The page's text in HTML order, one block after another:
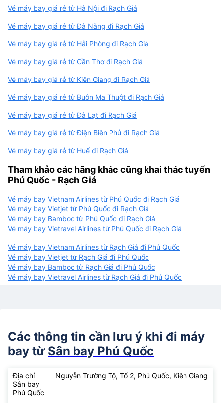
Vé máy bay giá rẻ từ Hà Nội đi Rạch Giá
Vé máy bay giá rẻ từ Đà Nẵng đi Rạch Giá
Vé máy bay giá rẻ từ Hải Phòng đi Rạch Giá
Vé máy bay giá rẻ từ Cần Thơ đi Rạch Giá
Vé máy bay giá rẻ từ Kiên Giang đi Rạch Giá
Vé máy bay giá rẻ từ Buôn Ma Thuột đi Rạch Giá
Vé máy bay giá rẻ từ Đà Lạt đi Rạch Giá
Vé máy bay giá rẻ từ Điện Biên Phủ đi Rạch Giá
Vé máy bay giá rẻ từ Huế đi Rạch Giá
Tham khảo các hãng khác cũng khai thác tuyến
Phú Quốc - Rạch Giá
Vé máy bay Vietnam Airlines từ Phú Quốc đi Rạch Giá
Vé máy bay Vietjet từ Phú Quốc đi Rạch Giá
Vé máy bay Bamboo từ Phú Quốc đi Rạch Giá
Vé máy bay Vietravel Airlines từ Phú Quốc đi Rạch Giá
Vé máy bay Vietnam Airlines từ Rạch Giá đi Phú Quốc
Vé máy bay Vietjet từ Rạch Giá đi Phú Quốc
Vé máy bay Bamboo từ Rạch Giá đi Phú Quốc
Vé máy bay Vietravel Airlines từ Rạch Giá đi Phú Quốc
Các thông tin cần lưu ý khi đi máy
bay từ Sân bay Phú Quốc
Địa chỉ
Sân bay
Phú Quốc
Nguyễn Trường Tộ, Tổ 2, Phú Quốc, Kiên Giang